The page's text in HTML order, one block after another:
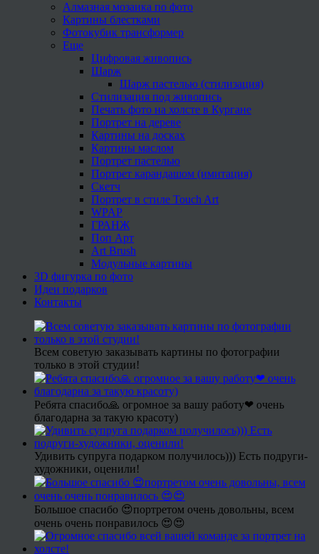
Алмазная мозаика по фото
Картины блестками
Фотокубик трансформер
Еще
Цифровая живопись
Шарж
Шарж пастелью (стилизация)
Стилизация под живопись
Печать фото на холсте в Кургане
Портрет на дереве
Картины на досках
Картины маслом
Портрет пастелью
Портрет карандашом (имитация)
Скетч
Портрет в стиле Touch Art
WPAP
ГРАНЖ
Поп Арт
Art Brush
Модульные картины
3D фигурка по фото
Идеи подарков
Контакты
Всем советую заказывать картины по фотографии
только в этой студии!
Ребята спасибо🙏 огромное за вашу работу❤ очень
благодарна за такую красоту)
Удивить супруга подарком получилось))) Есть подруги-
художники, оценили!
Большое спасибо 😍портретом очень довольны, всем
очень очень понравилось 😍😍